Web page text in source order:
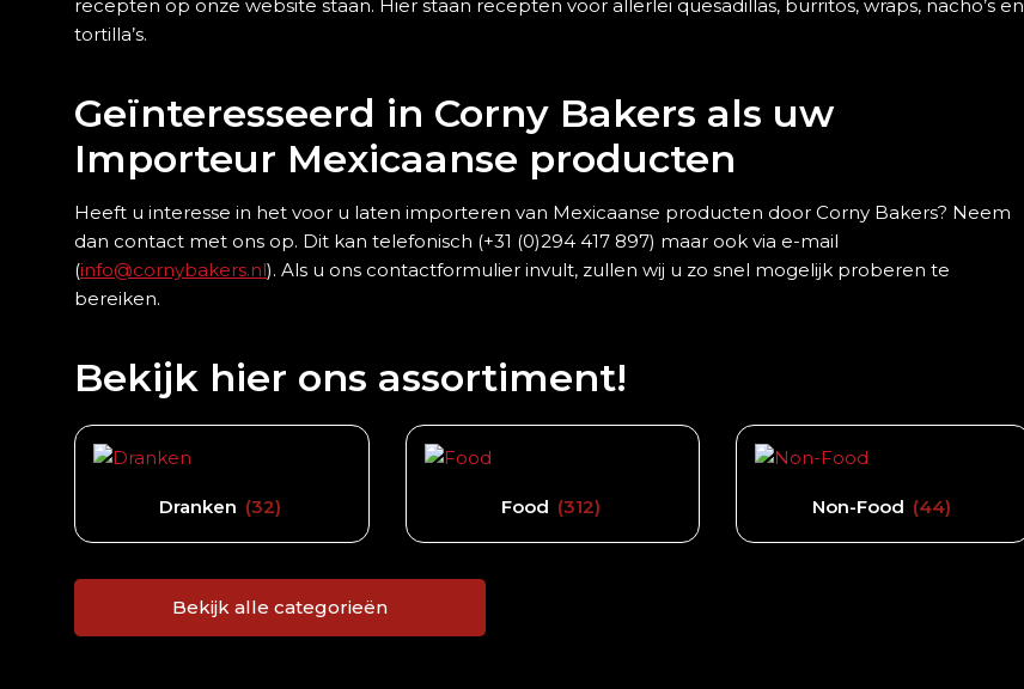
recepten op onze website staan. Hier staan recepten voor allerlei quesadillas, burritos, wraps, nacho’s en
tortilla’s.
Geïnteresseerd in Corny Bakers als uw
Importeur Mexicaanse producten
Heeft u interesse in het voor u laten importeren van Mexicaanse producten door Corny Bakers? Neem
dan contact met ons op. Dit kan telefonisch (+31 (0)294 417 897) maar ook via e-mail
(info@cornybakers.nl). Als u ons contactformulier invult, zullen wij u zo snel mogelijk proberen te
bereiken.
Bekijk hier ons assortiment!
Dranken (32) Food (312) Non-Food (44)
Bekijk alle categorieën